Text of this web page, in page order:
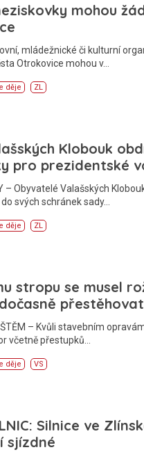
mohou
mládežnické či kulturní
Otrokovice mohou v…
děje ZL
Klobouk
pro prezidentské
– Obyvatelé Valašských
svých schránek sady…
děje ZL
stropu se musel
přestěhovat
– Kvůli stavebním
včetně přestupků…
děje VS
Silnice ve
sjízdné